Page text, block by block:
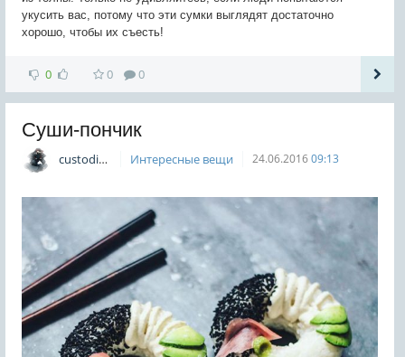
укусить вас, потому что эти сумки выглядят достаточно
хорошо, чтобы их съесть!
0 0 0
Суши-пончик
custodian Интересные вещи 24.06.2016 09:13